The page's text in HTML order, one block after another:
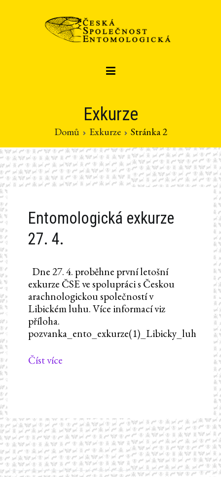
Exkurze
Domů Exkurze Stránka 2
Entomologická exkurze
27. 4.
Dne 27. 4. proběhne první letošní
exkurze ČSE ve spolupráci s Českou
arachnologickou společností v
Libickém luhu. Více informací viz
příloha.
pozvanka_ento_exkurze(1)_Libicky_luh
Číst více